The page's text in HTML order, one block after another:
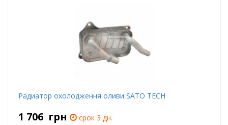
Радиатор охолодження оливи SATO TECH
1 706 грн
срок 3 дн.